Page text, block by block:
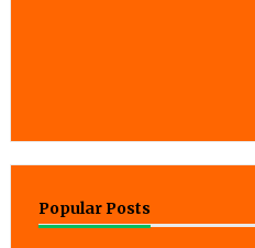
Popular Posts